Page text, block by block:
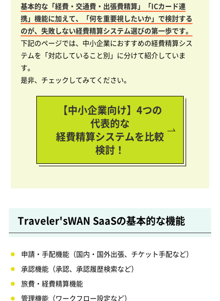
基本的な「経費・交通費・出張費精算」「ICカード連
携」機能に加えて、「何を重要視したいか」で検討する
のが、失敗しない経費精算システム選びの第一歩です。
下記のページでは、中小企業におすすめの経費精算シス
テムを「対応していること別」に分けて紹介していま
す。
是非、チェックしてみてください。
【中小企業向け】4つの
代表的な
経費精算システムを比較
検討！
Traveler'sWAN SaaSの基本的な機能
申請・手配機能（国内・国外出張、チケット手配など）
承認機能（承認、承認履歴検索など）
旅費・経費精算機能
管理機能（ワークフロー設定など）